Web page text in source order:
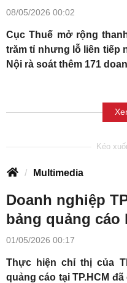
08/05/2026 00:02
Cục Thuế mở rộng
trăm tỉ nhưng lỗ liên tiếp
Nội rà soát thêm 171
Multimedia
Doanh nghiệp
bảng quảng cáo
01/05/2026 00:17
Thực hiện chỉ thị của
quảng cáo tại TP.HCM